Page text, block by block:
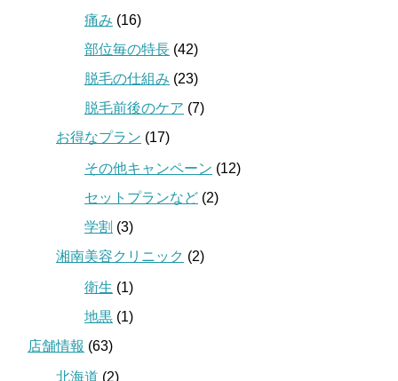
痛み (16)
部位毎の特長 (42)
脱毛の仕組み (23)
脱毛前後のケア (7)
お得なプラン (17)
その他キャンペーン (12)
セットプランなど (2)
学割 (3)
湘南美容クリニック (2)
衛生 (1)
地黒 (1)
店舗情報 (63)
北海道 (2)